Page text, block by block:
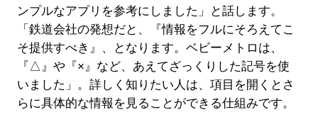
ンプルなアプリを参考にしました」と話します。
「鉄道会社の発想だと、『情報をフルにそろえてこ
そ提供すべき』、となります。ベビーメトロは、
『△』や『×』など、あえてざっくりした記号を使
いました」。詳しく知りたい人は、項目を開くとさ
らに具体的な情報を見ることができる仕組みです。